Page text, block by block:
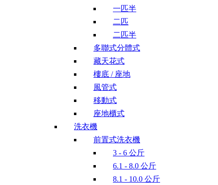
一匹半
二匹
二匹半
多聯式分體式
藏天花式
樓底 / 座地
風管式
移動式
座地櫃式
洗衣機
前置式洗衣機
3 - 6 公斤
6.1 - 8.0 公斤
8.1 - 10.0 公斤